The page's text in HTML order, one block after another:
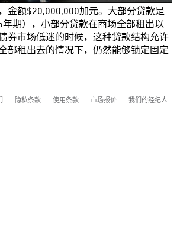
金额$20,000,000加元。大部分贷款是
年期），小部分贷款在商场全部租出以
券市场低迷的时候，这种贷款结构允许
部租出去的情况下，仍然能够锁定固定
隐私条款 使用条款 市场报价 我们的经纪人